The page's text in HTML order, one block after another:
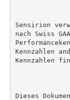
Sensirion
nach Swiss
Kennzahlen
Kennzahlen
Dieses